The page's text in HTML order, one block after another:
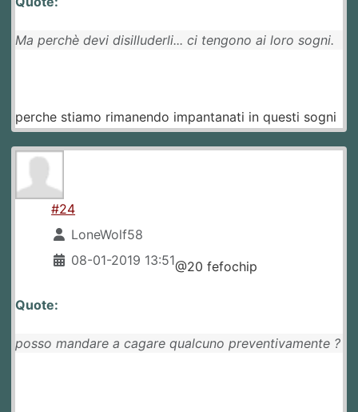
Ma perchè devi disilluderli... ci tengono ai loro sogni.
perche stiamo rimanendo impantanati in questi sogni
#24
LoneWolf58
08-01-2019 13:51@20 fefochip
Quote:
posso mandare a cagare qualcuno preventivamente ?